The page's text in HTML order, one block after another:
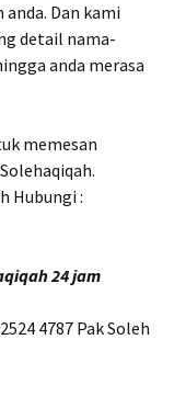
Dan kami
detail nama-
anda merasa
memesan
Hubungi :
24 jam
4787 Pak Soleh